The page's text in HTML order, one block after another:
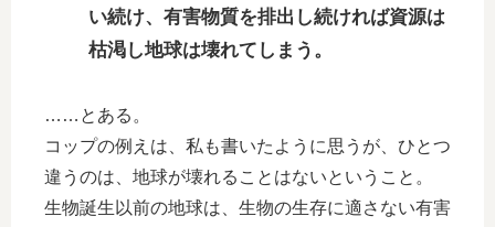
い続け、有害物質を排出し続ければ資源は
枯渇し地球は壊れてしまう。
……とある。
コップの例えは、私も書いたように思うが、ひとつ
違うのは、地球が壊れることはないということ。
生物誕生以前の地球は、生物の生存に適さない有害